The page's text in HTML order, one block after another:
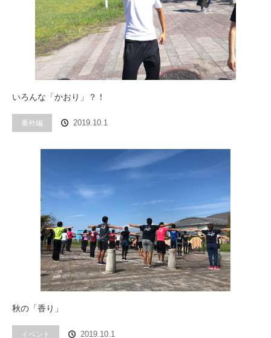
いろんな「かおり」？！
番外編 2019.10.1
秋の「香り」
イベント 2019.10.1